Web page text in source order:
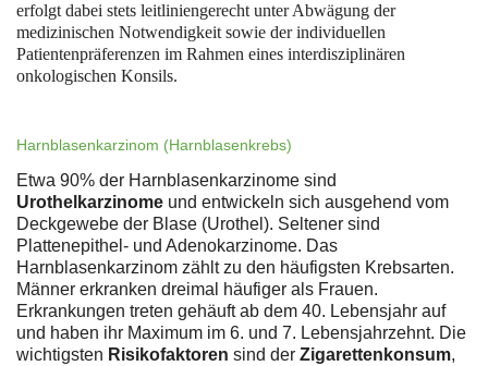
erfolgt dabei stets leitliniengerecht unter Abwägung der
medizinischen Notwendigkeit sowie der individuellen
Patientenpräferenzen im Rahmen eines interdisziplinären
onkologischen Konsils.
Harnblasenkarzinom (Harnblasenkrebs)
Etwa 90% der Harnblasenkarzinome sind
Urothelkarzinome und entwickeln sich ausgehend vom
Deckgewebe der Blase (Urothel). Seltener sind
Plattenepithel- und Adenokarzinome. Das
Harnblasenkarzinom zählt zu den häufigsten Krebsarten.
Männer erkranken dreimal häufiger als Frauen.
Erkrankungen treten gehäuft ab dem 40. Lebensjahr auf
und haben ihr Maximum im 6. und 7. Lebensjahrzehnt. Die
wichtigsten Risikofaktoren sind der Zigarettenkonsum,